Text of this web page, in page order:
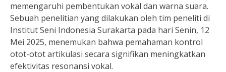
memengaruhi pembentukan vokal dan warna suara.
Sebuah penelitian yang dilakukan oleh tim peneliti di
Institut Seni Indonesia Surakarta pada hari Senin, 12
Mei 2025, menemukan bahwa pemahaman kontrol
otot-otot artikulasi secara signifikan meningkatkan
efektivitas resonansi vokal.